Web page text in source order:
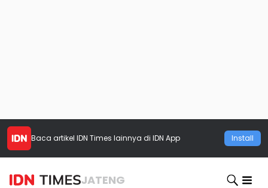
Baca artikel IDN Times lainnya di IDN App Install
JATENG